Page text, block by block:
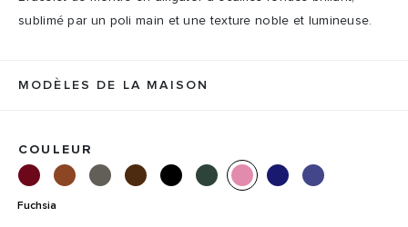
sublimé par un poli main et une texture noble et lumineuse.
MODÈLES DE LA MAISON
COULEUR
Fuchsia